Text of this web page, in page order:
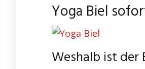
Yoga Biel
Weshalb ist der